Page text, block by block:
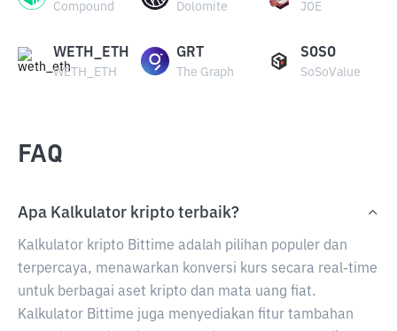
Compound Dolomite JOE
WETH_ETH
WETH_ETH
GRT
The Graph
SOSO
SoSoValue
FAQ
Apa Kalkulator kripto terbaik?
Kalkulator kripto Bittime adalah pilihan populer dan
terpercaya, menawarkan konversi kurs secara real-time
untuk berbagai aset kripto dan mata uang fiat.
Kalkulator Bittime juga menyediakan fitur tambahan